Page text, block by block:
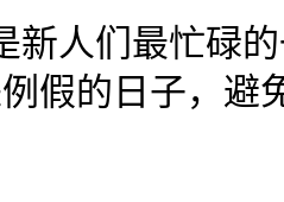
新人们最忙碌
假的日子，避